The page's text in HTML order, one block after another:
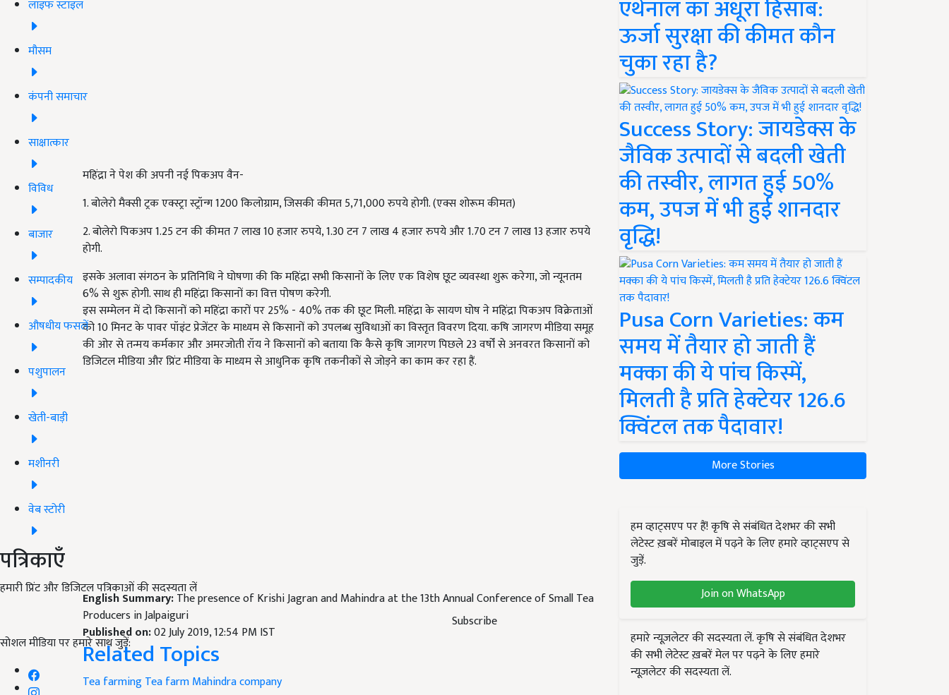
लाइफ स्टाइल
मौसम
कंपनी समाचार
साक्षात्कार
विविध
बाजार
सम्पादकीय
औषधीय फसलें
पशुपालन
खेती-बाड़ी
मशीनरी
वेब स्टोरी
पत्रिकाएँ
हमारी प्रिंट और डिजिटल पत्रिकाओं की सदस्यता लें
Subscribe
सोशल मीडिया पर हमारे साथ जुड़ें:
महिंद्रा ने पेश की अपनी नई पिकअप वैन-
1. बोलेरो मैक्सी ट्रक एक्स्ट्रा स्ट्रॉन्ग 1200 किलोग्राम, जिसकी कीमत 5,71,000 रुपये होगी. (एक्स शोरूम कीमत)
2. बोलेरो पिकअप 1.25 टन की कीमत 7 लाख 10 हजार रुपये, 1.30 टन 7 लाख 4 हजार रुपये और 1.70 टन 7 लाख 13 हजार रुपये
होगी.
इसके अलावा संगठन के प्रतिनिधि ने घोषणा की कि महिंद्रा सभी किसानों के लिए एक विशेष छूट व्यवस्था शुरू करेगा, जो न्यूनतम
6% से शुरू होगी. साथ ही महिंद्रा किसानों का वित्त पोषण करेगी.
इस सम्मेलन में दो किसानों को महिंद्रा कारों पर 25% - 40% तक की छूट मिली. महिंद्रा के सायण घोष ने महिंद्रा पिकअप विक्रेताओं
को 10 मिनट के पावर पॉइंट प्रेजेंटर के माध्यम से किसानों को उपलब्ध सुविधाओं का विस्तृत विवरण दिया.कषि जागरण मीडिया समूह
की ओर से तन्मय कर्मकार और अमरजोती रॉय ने किसानों को बताया कि कैसे कृषि जागरण पिछले 23 वर्षों से अनवरत किसानों को
डिजिटल मीडिया और प्रिंट मीडिया के माध्यम से आधुनिक कृषि तकनीकों से जोड़ने का काम कर रहा हैं.
English Summary:The presence of Krishi Jagran and Mahindra at the 13th Annual Conference of Small Tea
Producers in Jalpaiguri
Published on:02 July 2019, 12:54 PM IST
Related Topics
Tea farmingTea farmMahindra company
एथेनॉल का अधूरा हिसाब:
ऊर्जा सुरक्षा की कीमत कौन
चुका रहा है?
Success Story: जायडेक्स के
जैविक उत्पादों से बदली खेती
की तस्वीर, लागत हुई 50%
कम, उपज में भी हुई शानदार
वृद्धि!
Pusa Corn Varieties: कम
समय में तैयार हो जाती हैं
मक्का की ये पांच किस्में,
मिलती है प्रति हेक्टेयर 126.6
क्विंटल तक पैदावार!
More Stories
हम व्हाट्सएप पर हैं! कृषि से संबंधित देशभर की सभी
लेटेस्ट ख़बरें मोबाइल में पढ़ने के लिए हमारे व्हाट्सएप से
जुड़ें.
Join on WhatsApp
हमारे न्यूज़लेटर की सदस्यता लें. कृषि से संबंधित देशभर
की सभी लेटेस्ट ख़बरें मेल पर पढ़ने के लिए हमारे
न्यूज़लेटर की सदस्यता लें.